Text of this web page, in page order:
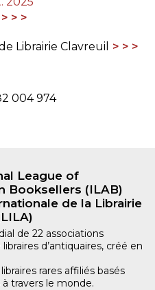
Librairie Clavreuil
004 974
League of
Booksellers (ILAB)
de la Librairie
de 22 associations
d’antiquaires, créé en
rares affiliés basés
travers le monde.